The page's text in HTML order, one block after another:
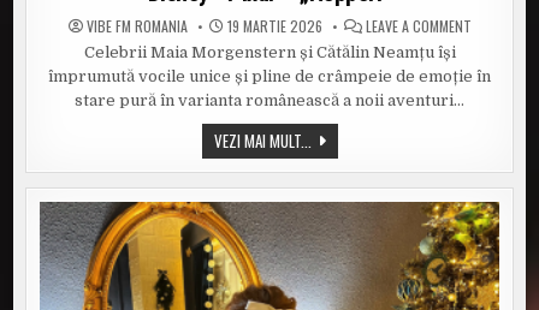
VIBE FM ROMANIA 19 MARTIE 2026 LEAVE A COMMENTON
PIXAR
–
Celebrii Maia Morgenstern și Cătălin Neamțu își
împrumută vocile unice și pline de crâmpeie de emoție în
stare pură în varianta românească a noii aventuri…
VEZI MAI MULT... DISNEY
•
PIXAR
–
„HOPPERI”